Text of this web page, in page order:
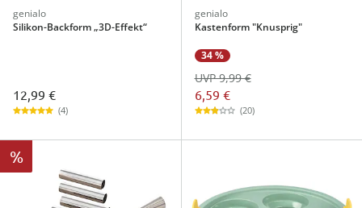
genialo
Silikon-Backform „3D-Effekt“
12,99 €
(4)
genialo
Kastenform "Knusprig"
34 %
6,59 €
UVP 9,99 €
(20)
%